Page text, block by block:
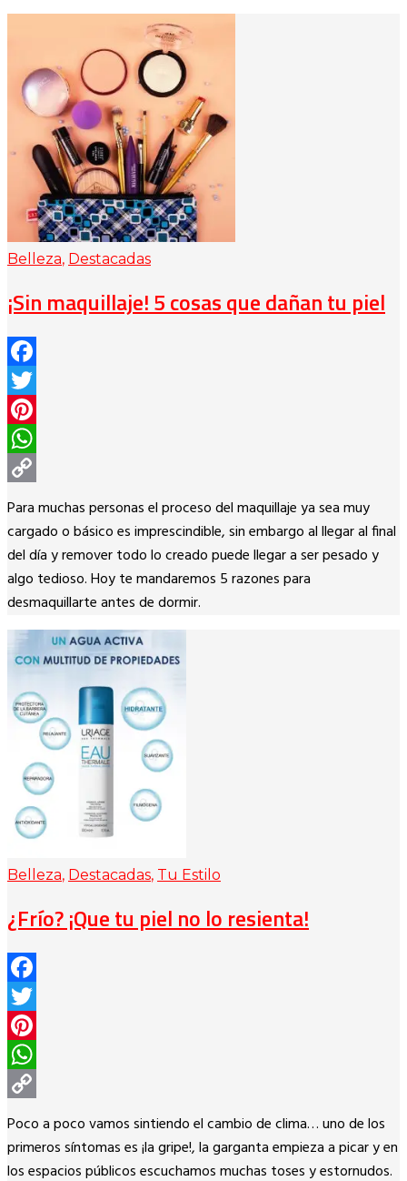
Belleza, Destacadas
¡Sin maquillaje! 5 cosas que dañan tu piel
Facebook
Twitter
Pinterest
WhatsApp
Copy
Link
Para muchas personas el proceso del maquillaje ya sea muy
cargado o básico es imprescindible, sin embargo al llegar al final
del día y remover todo lo creado puede llegar a ser pesado y
algo tedioso. Hoy te mandaremos 5 razones para
desmaquillarte antes de dormir.
Belleza, Destacadas, Tu Estilo
¿Frío? ¡Que tu piel no lo resienta!
Facebook
Twitter
Pinterest
WhatsApp
Copy
Link
Poco a poco vamos sintiendo el cambio de clima… uno de los
primeros síntomas es ¡la gripe!, la garganta empieza a picar y en
los espacios públicos escuchamos muchas toses y estornudos.